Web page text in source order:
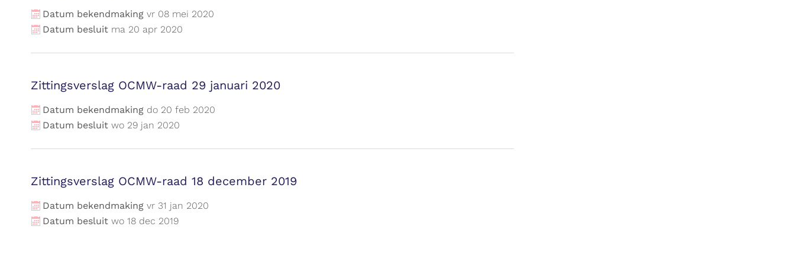
Datum bekendmaking vr 08 mei 2020
Datum besluit ma 20 apr 2020
Zittingsverslag OCMW-raad 29 januari 2020
Datum bekendmaking do 20 feb 2020
Datum besluit wo 29 jan 2020
Zittingsverslag OCMW-raad 18 december 2019
Datum bekendmaking vr 31 jan 2020
Datum besluit wo 18 dec 2019